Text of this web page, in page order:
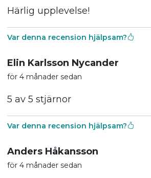
Härlig upplevelse!
Var denna recension hjälpsam?
Elin Karlsson Nycander
för 4 månader sedan
5 av 5 stjärnor
Var denna recension hjälpsam?
Anders Håkansson
för 4 månader sedan